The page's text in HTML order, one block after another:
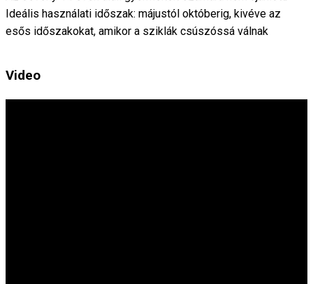
Ideális használati időszak: májustól októberig, kivéve az
esős időszakokat, amikor a sziklák csúszóssá válnak
Video